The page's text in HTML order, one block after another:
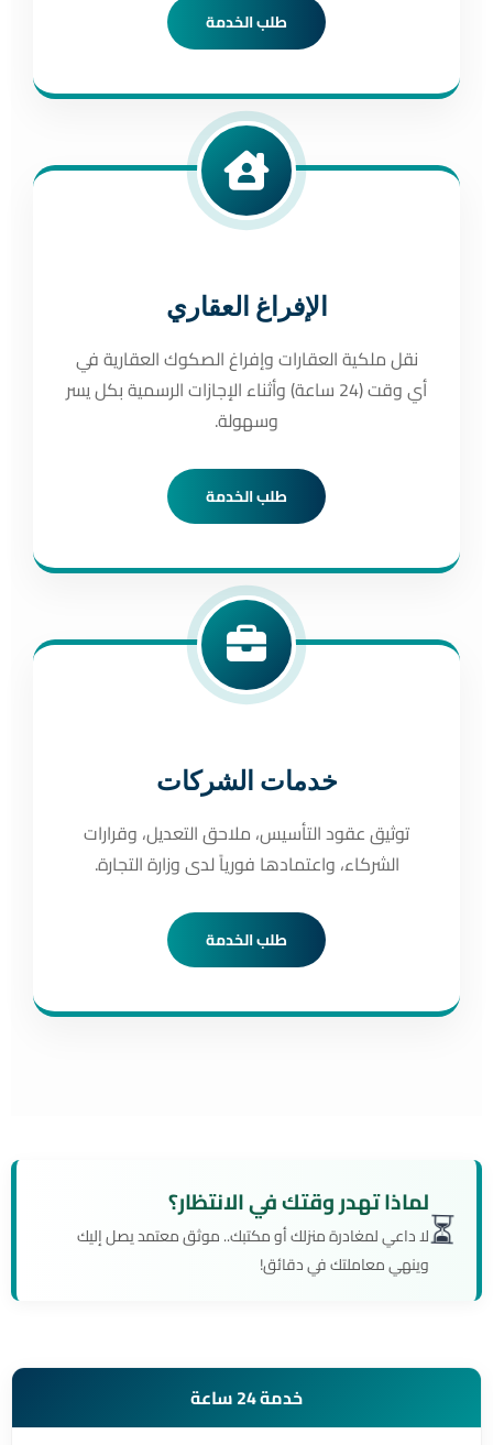
طلب الخدمة
الإفراغ العقاري
نقل ملكية العقارات وإفراغ الصكوك العقارية في
أي وقت (24 ساعة) وأثناء الإجازات الرسمية بكل يسر
وسهولة.
طلب الخدمة
خدمات الشركات
توثيق عقود التأسيس، ملاحق التعديل، وقرارات
الشركاء، واعتمادها فورياً لدى وزارة التجارة.
طلب الخدمة
⏳لماذا تهدر وقتك في الانتظار؟
لا داعي لمغادرة منزلك أو مكتبك.. موثق معتمد يصل إليك
وينهي معاملتك في دقائق!
خدمة 24 ساعة